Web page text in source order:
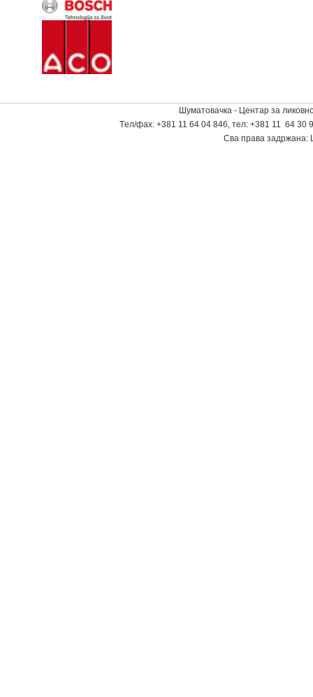
Шуматовачка - Центар за
Tел/фаx: +381 11 64 04 846, тел: +381 11 64 30
Сва права задржана: